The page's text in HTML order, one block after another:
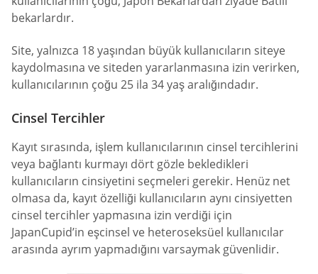
bekarlardır.
Site, yalnızca 18 yaşından büyük kullanıcıların siteye
kaydolmasına ve siteden yararlanmasına izin verirken,
kullanıcılarının çoğu 25 ila 34 yaş aralığındadır.
Cinsel Tercihler
Kayıt sırasında, işlem kullanıcılarının cinsel tercihlerini
veya bağlantı kurmayı dört gözle bekledikleri
kullanıcıların cinsiyetini seçmeleri gerekir. Henüz net
olmasa da, kayıt özelliği kullanıcıların aynı cinsiyetten
cinsel tercihler yapmasına izin verdiği için
JapanCupid’in eşcinsel ve heteroseksüel kullanıcılar
arasında ayrım yapmadığını varsaymak güvenlidir.